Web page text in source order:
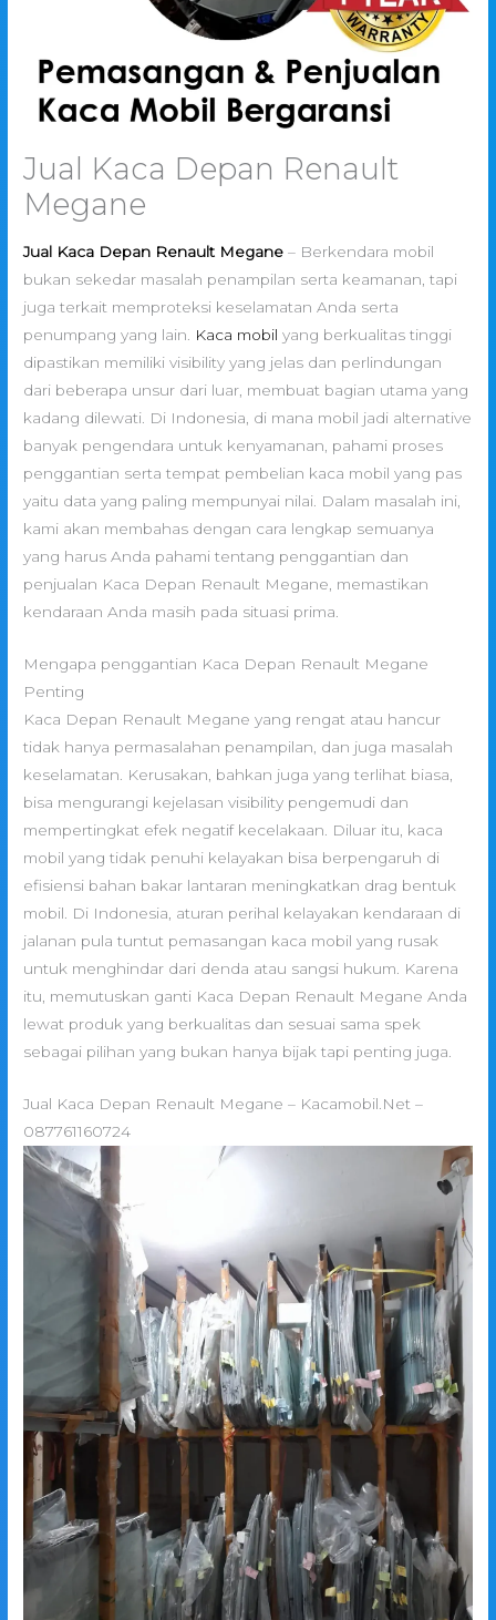
Jual Kaca Depan Renault
Megane
Jual Kaca Depan Renault Megane – Berkendara mobil
bukan sekedar masalah penampilan serta keamanan, tapi
juga terkait memproteksi keselamatan Anda serta
penumpang yang lain.
Kaca mobil yang berkualitas tinggi
dipastikan memiliki visibility yang jelas dan perlindungan
dari beberapa unsur dari luar, membuat bagian utama yang
kadang dilewati. Di Indonesia, di mana mobil jadi alternative
banyak pengendara untuk kenyamanan, pahami proses
penggantian serta tempat pembelian kaca mobil yang pas
yaitu data yang paling mempunyai nilai. Dalam masalah ini,
kami akan membahas dengan cara lengkap semuanya
yang harus Anda pahami tentang penggantian dan
penjualan Kaca Depan Renault Megane, memastikan
kendaraan Anda masih pada situasi prima.
Mengapa penggantian Kaca Depan Renault Megane
Penting
Kaca Depan Renault Megane yang rengat atau hancur
tidak hanya permasalahan penampilan, dan juga masalah
keselamatan. Kerusakan, bahkan juga yang terlihat biasa,
bisa mengurangi kejelasan visibility pengemudi dan
mempertingkat efek negatif kecelakaan. Diluar itu, kaca
mobil yang tidak penuhi kelayakan bisa berpengaruh di
efisiensi bahan bakar lantaran meningkatkan drag bentuk
mobil. Di Indonesia, aturan perihal kelayakan kendaraan di
jalanan pula tuntut pemasangan kaca mobil yang rusak
untuk menghindar dari denda atau sangsi hukum. Karena
itu, memutuskan ganti Kaca Depan Renault Megane Anda
lewat produk yang berkualitas dan sesuai sama spek
sebagai pilihan yang bukan hanya bijak tapi penting juga.
Jual Kaca Depan Renault Megane – Kacamobil.Net –
087761160724